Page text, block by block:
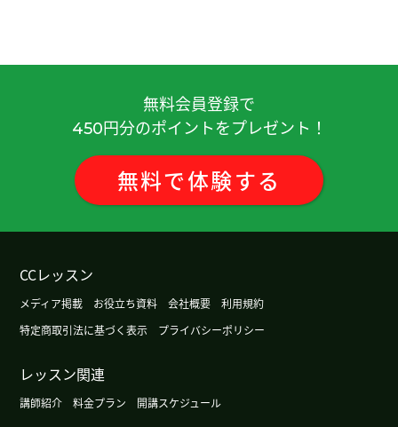
事是最好的。哈哈哈。( 50代 男性 )
很干燥。所以，涂润唇膏的人很不少，尤其是女性
喜欢涂。这点我觉得和中国一样，你觉得呢？
怪不得，原来今年春节比较晚的理由是这样。很有
意思啊！( 50代 男性 )
我过得愉快的时间，谢谢您(^^)
無料会員登録で
450円分のポイントをプレゼント！
無料で体験する
CCレッスン
メディア掲載 お役立ち資料 会社概要
利用規約
特定商取引法に基づく表示
プライバシーポリシー
レッスン関連
講師紹介 料金プラン 開講スケジュール